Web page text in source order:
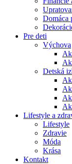
Domáca
Pre deti
Výchova
Detská
Lifestyle a
Lifestyle
Zdravie
Móda
Krása
Kontakt